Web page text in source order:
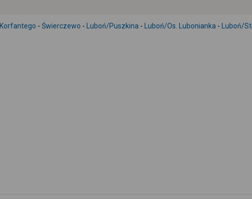
Korfantego - Świerczewo - Luboń/Puszkina - Luboń/Os. Lubonianka - Luboń/